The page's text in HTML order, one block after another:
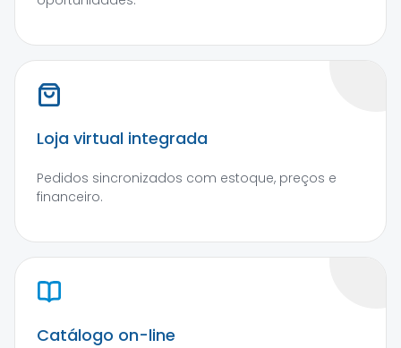
Loja virtual integrada
Pedidos sincronizados com estoque, preços e
financeiro.
Catálogo on-line